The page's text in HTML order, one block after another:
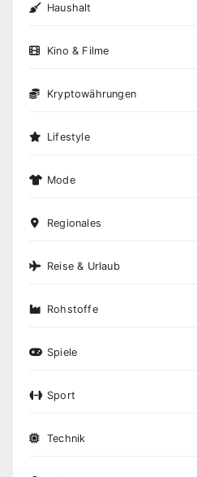
Haushalt
Kino & Filme
Kryptowährungen
Lifestyle
Mode
Regionales
Reise & Urlaub
Rohstoffe
Spiele
Sport
Technik